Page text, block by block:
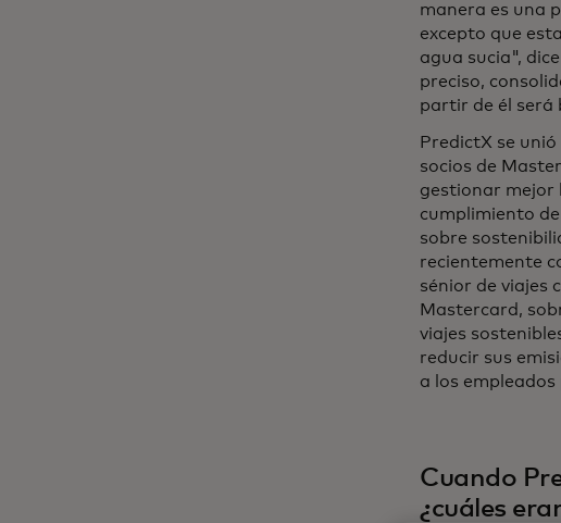
manera es una
excepto que
agua sucia",
preciso,
partir de él será
PredictX se
socios de
gestionar mejor
cumplimiento
sobre
recientemente
sénior de viajes
Mastercard,
viajes
reducir sus
a los
Cuando
¿cuáles